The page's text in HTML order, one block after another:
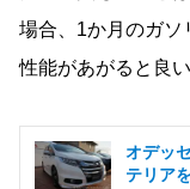
場合、1か月のガソ
性能があがると良い
オデッ
テリア